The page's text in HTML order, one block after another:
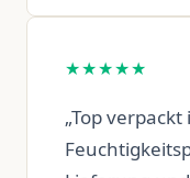
★★★★★
„Top